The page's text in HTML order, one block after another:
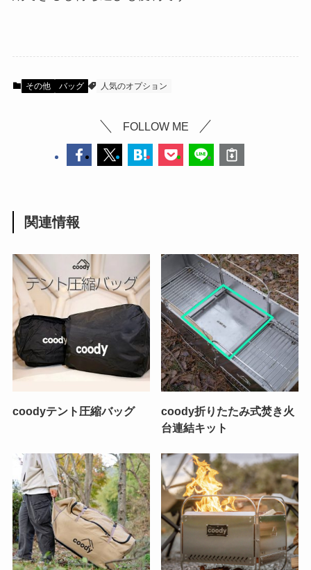
その他 バッグ 人気のオプション
FOLLOW ME
関連情報
coodyテント圧縮バッグ
coody折りたたみ式焚き火
台連結キット